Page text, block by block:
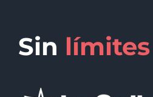
Sin límites